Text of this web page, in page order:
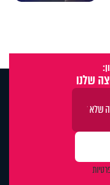
שלנו